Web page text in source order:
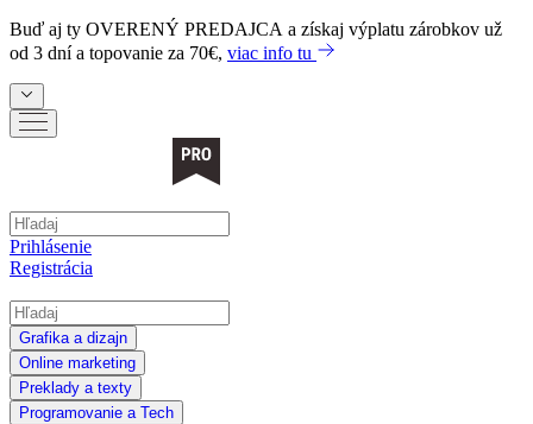
Buď aj ty OVERENÝ PREDAJCA a získaj výplatu zárobkov už
od 3 dní a topovanie za 70€, viac info tu
Prihlásenie
Registrácia
Grafika a dizajn
Online marketing
Preklady a texty
Programovanie a Tech